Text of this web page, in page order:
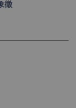
徵